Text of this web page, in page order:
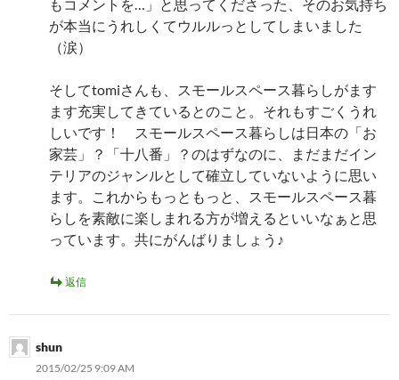
もコメントを…」と思ってくださった、そのお気持ち
が本当にうれしくてウルルっとしてしまいました
（涙）
そしてtomiさんも、スモールスペース暮らしがます
ます充実してきているとのこと。それもすごくうれ
しいです！ スモールスペース暮らしは日本の「お
家芸」？「十八番」？のはずなのに、まだまだイン
テリアのジャンルとして確立していないように思い
ます。これからもっともっと、スモールスペース暮
らしを素敵に楽しまれる方が増えるといいなぁと思
っています。共にがんばりましょう♪
返信
shun
2015/02/25 9:09 AM